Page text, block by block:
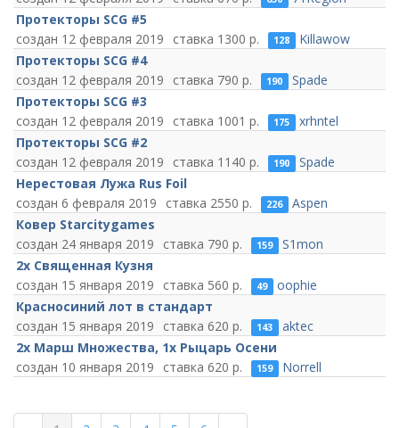
Протекторы SCG #5
12 февраля 2019
1300 128
Killawow
Протекторы SCG #4
12 февраля 2019
790 190
Spade
Протекторы SCG #3
12 февраля 2019
1001 175
xrhntel
Протекторы SCG #2
12 февраля 2019
1140 190
Spade
Нерестовая Лужа Rus Foil
6 февраля 2019
2550 226
Aspen
Ковер Starcitygames
24 января 2019
790 159
S1mon
2х Священная Кузня
15 января 2019
560 49
oophie
Красносиний лот в стандарт
15 января 2019
620 143
aktec
2х Марш Множества, 1х Рыцарь Осени
10 января 2019
620 159 Norrell